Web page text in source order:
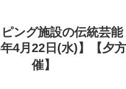
ング施設の伝統芸
4月22日(水)】【夕
催】